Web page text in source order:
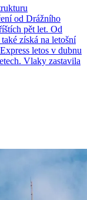
od Drážního
pět let. Od
získá na letošní
letos v dubnu
Vlaky zastavila